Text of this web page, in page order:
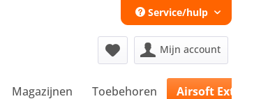
Service/hulp
Mijn account
Magazijnen Toebehoren Airsoft Extra´s